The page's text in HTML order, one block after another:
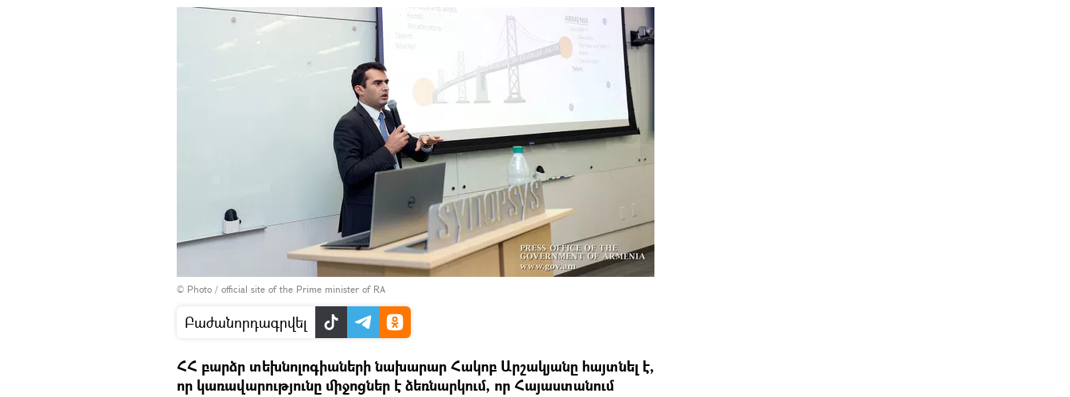
© Photo / official site of the Prime minister of RA
Բաժանորդագրվել
ՀՀ բարձր տեխնոլոգիաների նախարար Հակոբ Արշակյանը հայտնել է,
որ կառավարությունը միջոցներ է ձեռնարկում, որ Հայաստանում